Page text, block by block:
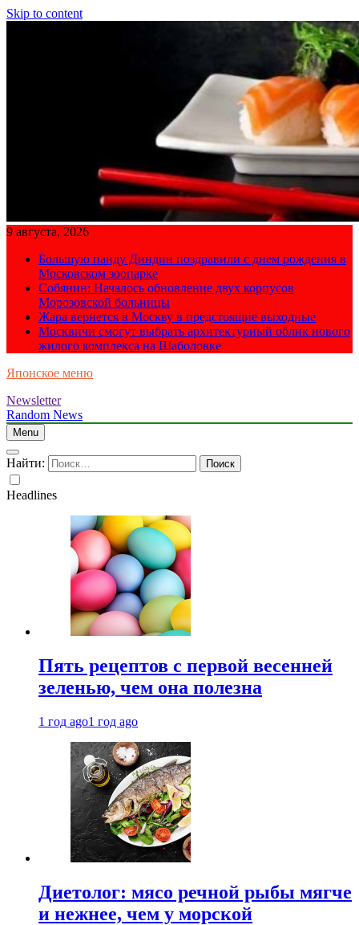
Skip to content
9 августа, 2026
Большую панду Диндин поздравили с днем рождения в
Московском зоопарке
Собянин: Началось обновление двух корпусов
Морозовской больницы
Жара вернется в Москву в предстоящие выходные
Москвичи смогут выбрать архитектурный облик нового
жилого комплекса на Шаболовке
Японское меню
Newsletter
Random News
Menu
Найти:
Headlines
Пять рецептов с первой весенней
зеленью, чем она полезна
1 год ago1 год ago
Диетолог: мясо речной рыбы мягче
и нежнее, чем у морской